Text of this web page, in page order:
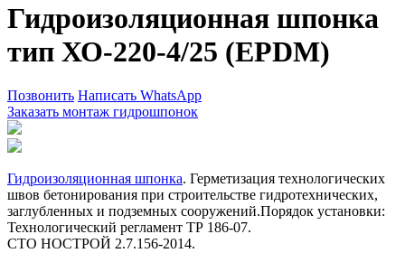
Гидроизоляционная шпонка
тип ХО-220-4/25 (EPDM)
Позвонить Написать WhatsApp
Заказать монтаж гидрошпонок
Гидроизоляционная шпонка. Герметизация технологических
швов бетонирования при строительстве гидротехнических,
заглубленных и подземных сооружений.Порядок установки:
Технологический регламент ТР 186-07.
СТО НОСТРОЙ 2.7.156-2014.